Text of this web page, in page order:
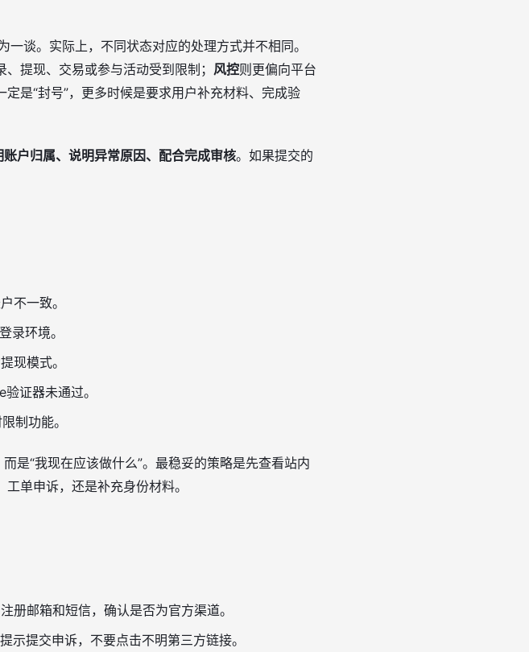
一谈。实际上，不同状态对应的处理方式并不相同。
提现、交易或参与活动受到限制； 风控则更偏向平台
是“封号”，更多时候是要求用户补充材料、完成验
账户归属、说明异常原因、配合完成审核。如果提交的
不一致。
录环境。
现模式。
证器未通过。
制功能。
是“我现在应该做什么”。最稳妥的策略是先查看站内
单申诉，还是补充身份材料。
册邮箱和短信，确认是否为官方渠道。
示提交申诉，不要点击不明第三方链接。